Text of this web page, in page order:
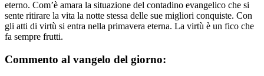
eterno. Com’è amara la situazione del contadino evangelico che si
sente ritirare la vita la notte stessa delle sue migliori conquiste. Con
gli atti di virtù si entra nella primavera eterna. La virtù è un fico che
fa sempre frutti.
Commento al vangelo del giorno: